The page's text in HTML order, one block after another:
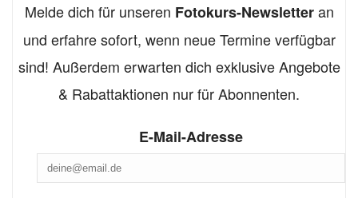
Melde dich für unseren Fotokurs-Newsletteran
und erfahre sofort, wenn neue Termine verfügbar
sind! Außerdem erwarten dich exklusive Angebote
& Rabattaktionen nur für Abonnenten.
E-Mail-Adresse